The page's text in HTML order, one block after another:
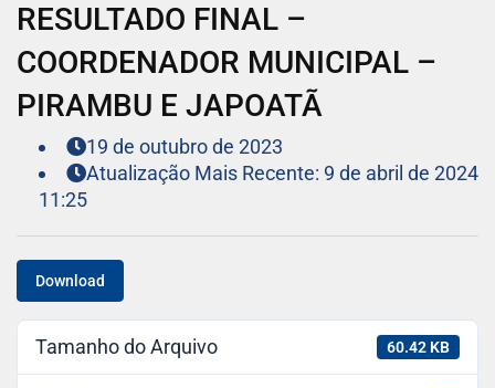
RESULTADO FINAL –
COORDENADOR MUNICIPAL –
PIRAMBU E JAPOATÃ
19 de outubro de 2023
Atualização Mais Recente: 9 de abril de 2024
11:25
Download
Tamanho do Arquivo 60.42 KB